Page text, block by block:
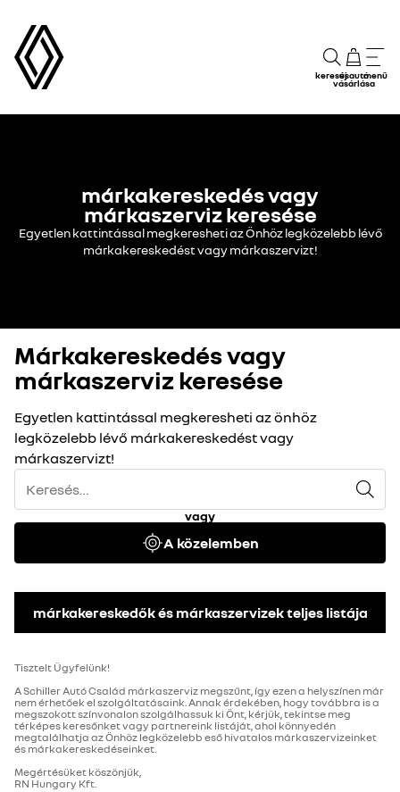
keresésúj autó
vásárlása
menü
márkakereskedés vagy
márkaszerviz keresése
Egyetlen kattintással megkeresheti az Önhöz legközelebb lévő
márkakereskedést vagy márkaszervizt!
Márkakereskedés vagy
márkaszerviz keresése
Egyetlen kattintással megkeresheti az önhöz
legközelebb lévő márkakereskedést vagy
márkaszervizt!
vagy
A közelemben
márkakereskedők és márkaszervizek teljes listája
Tisztelt Ügyfelünk!
A Schiller Autó Család márkaszerviz megszűnt, így ezen a helyszínen már
nem érhetőek el szolgáltatásaink. Annak érdekében, hogy továbbra is a
megszokott színvonalon szolgálhassuk ki Önt, kérjük, tekintse meg
térképes keresőnket vagy partnereink listáját, ahol könnyedén
megtalálhatja az Önhöz legközelebb eső hivatalos márkaszervizeinket
és márkakereskedéseinket.
Megértésüket köszönjük,
RN Hungary Kft.